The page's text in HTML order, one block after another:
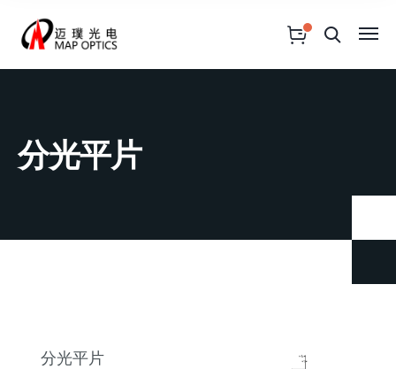
分光平片
分光平片